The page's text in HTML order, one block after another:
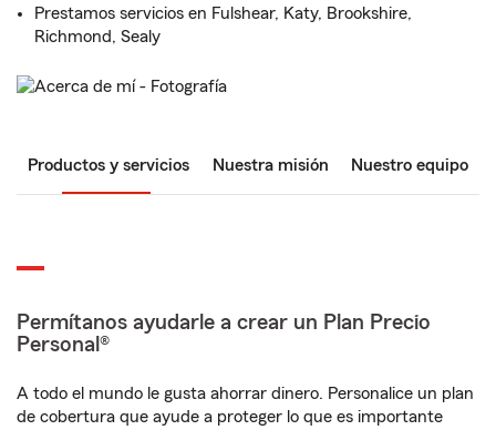
Prestamos servicios en Fulshear, Katy, Brookshire,
Richmond, Sealy
Productos y servicios Nuestra misión Nuestro equipo
Permítanos ayudarle a crear un Plan Precio
Personal®
A todo el mundo le gusta ahorrar dinero. Personalice un plan
de cobertura que ayude a proteger lo que es importante